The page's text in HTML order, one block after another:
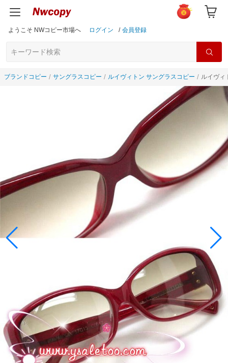
ようこそ NWコピー市場へ ログイン / 会員登録
ブランドコピー サングラスコピー ルイヴィトン サングラスコピー ルイヴィ